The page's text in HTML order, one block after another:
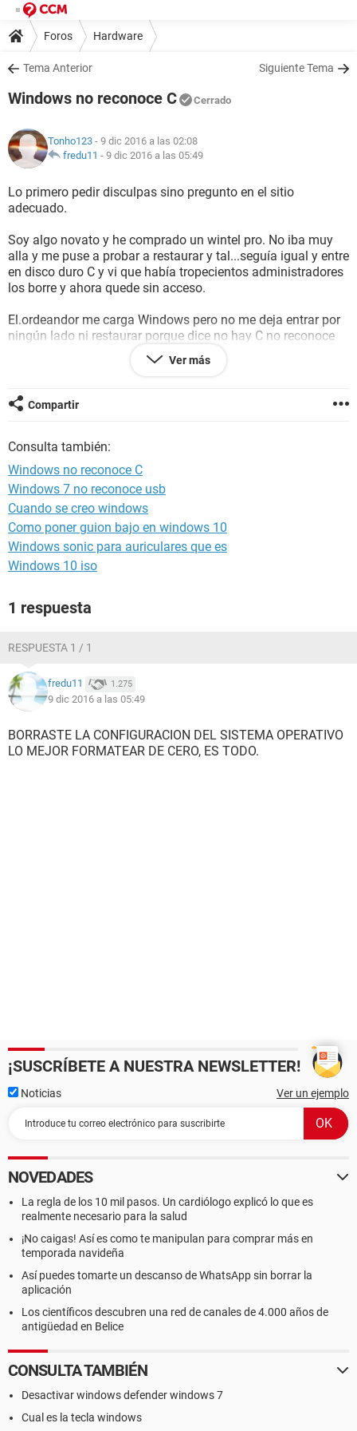
Foros Hardware
Tema Anterior Siguiente Tema
Windows no reconoce C Cerrado
Tonho123 - 9 dic 2016 a las 02:08
fredu11 - 9 dic 2016 a las 05:49
Lo primero pedir disculpas sino pregunto en el sitio
adecuado.
Soy algo novato y he comprado un wintel pro. No iba muy
alla y me puse a probar a restaurar y tal...seguía igual y entre
en disco duro C y vi que había tropecientos administradores
los borre y ahora quede sin acceso.
El.ordeandor me carga Windows pero no me deja entrar por
ningún lado ni restaurar porque dice no hay C no reconoce
Ya no se que hacer.
Alguna sugerencia.
Gracias de antemano
Ver más
Compartir
Consulta también:
Windows no reconoce C
Windows 7 no reconoce usb
Cuando se creo windows
Como poner guion bajo en windows 10
Windows sonic para auriculares que es
Windows 10 iso
1 respuesta
RESPUESTA 1 / 1
fredu11 1.275
9 dic 2016 a las 05:49
BORRASTE LA CONFIGURACION DEL SISTEMA OPERATIVO
LO MEJOR FORMATEAR DE CERO, ES TODO.
¡SUSCRÍBETE A NUESTRA NEWSLETTER!
Noticias Ver un ejemplo
NOVEDADES
La regla de los 10 mil pasos. Un cardiólogo explicó lo que es
realmente necesario para la salud
¡No caigas! Así es como te manipulan para comprar más en
temporada navideña
Así puedes tomarte un descanso de WhatsApp sin borrar la
aplicación
Los científicos descubren una red de canales de 4.000 años de
antigüedad en Belice
CONSULTA TAMBIÉN
Desactivar windows defender windows 7
Cual es la tecla windows